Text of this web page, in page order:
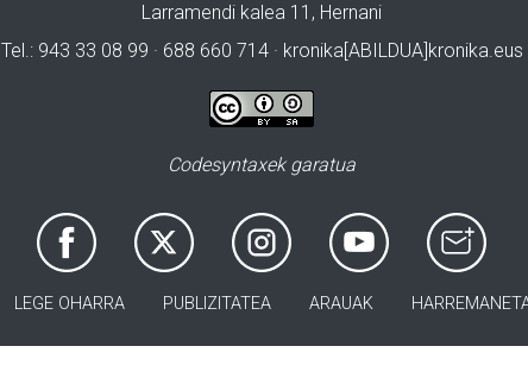
Larramendi kalea 11, Hernani
Tel.: 943 33 08 99 · 688 660 714 · kronika[ABILDUA]kronika.eus
Codesyntaxek garatua
LEGE OHARRA PUBLIZITATEA ARAUAK